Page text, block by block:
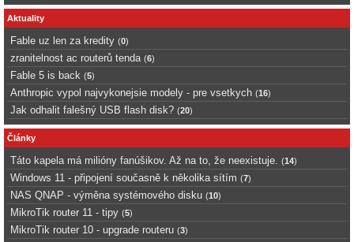
Aktuality
Fable uz len za kredity (0)
zranitelnost ac routerů tenda (6)
Fable 5 is back (5)
Anthropic vypol najvykonejsie modely - pre vsetkych (16)
Jak odhalit falešný USB flash disk? (20)
Články
Táto kapela má milióny fanúšikov. Až na to, že neexistuje. (14)
Windows 11 - připojení současně k několika sítím (7)
NAS QNAP - výměna systémového disku (10)
MikroTik router 11 - tipy (5)
MikroTik router 10 - upgrade routeru (3)